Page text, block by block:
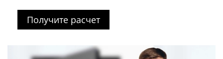
Получите расчет